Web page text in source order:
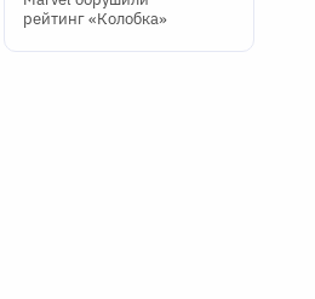
рейтинг «Колобка»